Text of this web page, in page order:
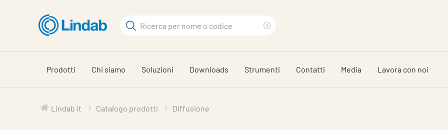
contenuto
principale
Cerca
search
phrase
Prodotti Chi siamo Soluzioni Downloads Strumenti Contatti Media Lavora con noi
Lindab it Catalogo prodotti Diffusione